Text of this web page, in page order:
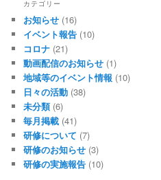
カテゴリー
お知らせ (16)
イベント報告 (10)
コロナ (21)
動画配信のお知らせ (1)
地域等のイベント情報 (10)
日々の活動 (38)
未分類(6)
毎月掲載 (41)
研修について (7)
研修のお知らせ (3)
研修の実施報告 (10)